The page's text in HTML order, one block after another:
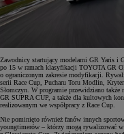
Zawodnicy startujący modelami GR Yaris i
po 15 w ramach klasyfikacji TOYOTA GR
o ograniczonym zakresie modyfikacji.
serii Race Cup, Pucharu Toru Modlin,
Słomczyn. W programie przewidziano
GR SUPRA CUP, a także dla kultowych
realizowanym we współpracy z Race Cup.
Nie pominięto również fanów innych
youngtimerów – którzy mogą rywalizować